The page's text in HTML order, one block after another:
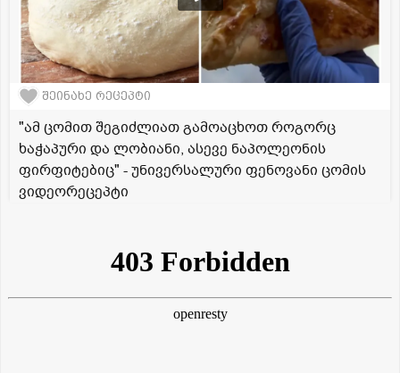
შეინახე რეცეპტი
"ამ ცომით შეგიძლიათ გამოაცხოთ როგორც
ხაჭაპური და ლობიანი, ასევე ნაპოლეონის
ფირფიტებიც" - უნივერსალური ფენოვანი ცომის
ვიდეორეცეპტი